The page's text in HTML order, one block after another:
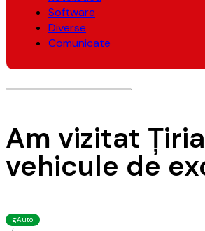
Software
Diverse
Comunicate
Am vizitat
vehicule de
gAuto